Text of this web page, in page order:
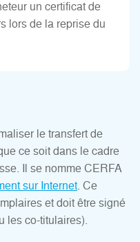
un certificat de
lors de la reprise du
le transfert de
ce soit dans le cadre
Il se nomme CERFA
sur Internet. Ce
et doit être signé
les co-titulaires).